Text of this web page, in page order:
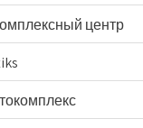
центр